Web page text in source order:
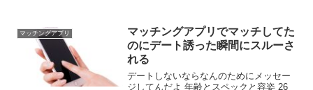
そらもちろん同時進行だわ 第一次審査に
合格したんだろ良かったな 第二次審査に
は8人進むんだ
マッチングアプリ
マッチングアプリでマッチしてた
のにデート誘った瞬間にスルーさ
れる
デートしないならなんのためにメッセー
ジしてんだよ 年齢とスペックと容姿 26